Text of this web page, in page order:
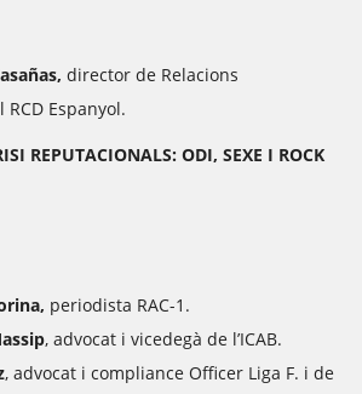
director de Relacions
Espanyol.
REPUTACIONALS: ODI, SEXE I ROCK
periodista RAC-1.
, advocat i vicedegà de l’ICAB.
, advocat i compliance Officer Liga F. i de